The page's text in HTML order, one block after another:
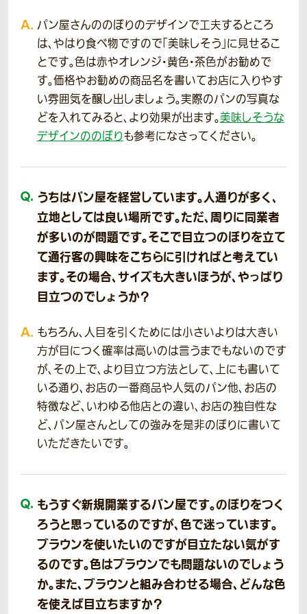
パン屋さんののぼりのデザインで工夫するところ
は、やはり食べ物ですので「美味しそう」に見せるこ
とです。色は赤やオレンジ・黄色・茶色がお勧めで
す。価格やお勧めの商品名を書いてお店に入りやす
い雰囲気を醸し出しましょう。実際のパンの写真な
どを入れてみると、より効果が出ます。美味しそうな
デザインののぼりも参考になさってください。
うちはパン屋を経営しています。人通りが多く、
立地としては良い場所です。ただ、周りに同業者
が多いのが問題です。そこで目立つのぼりを立て
て通行客の興味をこちらに引ければと考えてい
ます。その場合、サイズも大きいほうが、やっぱり
目立つのでしょうか？
もちろん、人目を引くためには小さいよりは大きい
方が目につく確率は高いのは言うまでもないのです
が、その上で、より目立つ方法として、上にも書いて
いる通り、お店の一番商品や人気のパン他、お店の
特徴など、いわゆる他店との違い、お店の独自性な
ど、パン屋さんとしての強みを是非のぼりに書いて
いただきたいです。
もうすぐ新規開業するパン屋です。のぼりをつく
ろうと思っているのですが、色で迷っています。
ブラウンを使いたいのですが目立たない気がす
るのです。色はブラウンでも問題ないのでしょう
か。また、ブラウンと組み合わせる場合、どんな色
を使えば目立ちますか？